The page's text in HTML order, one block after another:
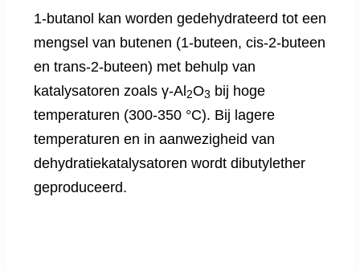
1-butanol kan worden gedehydrateerd tot een
mengsel van butenen (1-buteen, cis-2-buteen
en trans-2-buteen) met behulp van
katalysatoren zoals γ-Al2O3 bij hoge
temperaturen (300-350 °C). Bij lagere
temperaturen en in aanwezigheid van
dehydratiekatalysatoren wordt dibutylether
geproduceerd.